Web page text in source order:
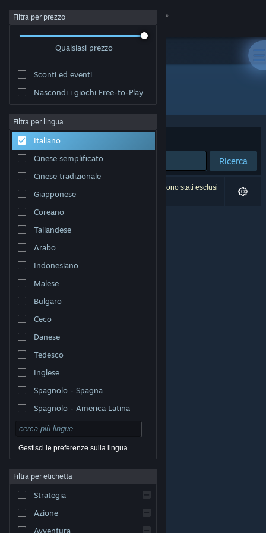
Accedi
Informazioni
Assistenza
Cambia la lingua
Ottieni l'app mobile di Steam
Visualizza il sito web per desktop
appartengono ai rispettivi proprietari negli Stati Uniti e
legali|
Steam| Rimborsi|
Filtra per prezzo
Qualsiasi prezzo
Sconti ed eventi
Nascondi i giochi Free-to-Play
Filtra per lingua
Italiano
Cinese semplificato
Cinese tradizionale
Giapponese
Coreano
Tailandese
Arabo
Indonesiano
Malese
Bulgaro
Ceco
Danese
Tedesco
Inglese
Spagnolo - Spagna
Spagnolo - America Latina
Gestisci le preferenze sulla lingua
Filtra per etichetta
Strategia
Azione
Avventura
Sviluppatore: ashpdewan
Ordina per Rilevanza
Ricerca
0 risultati corrispondono alla tua ricerca. 2 titoli sono stati esclusi
in base alle tue preferenze.